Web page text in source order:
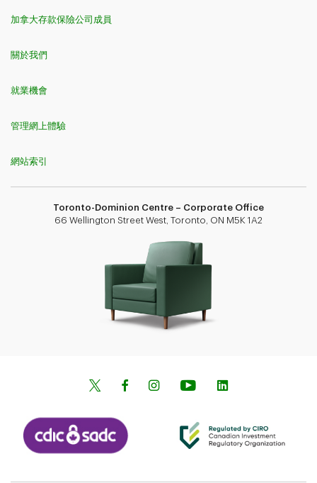
加拿大存款保險公司成員
關於我們
就業機會
管理網上體驗
網站索引
Toronto-Dominion Centre – Corporate Office
66 Wellington Street West, Toronto, ON M5K 1A2